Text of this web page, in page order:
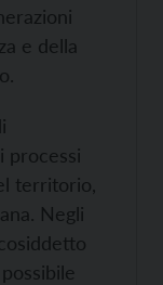
e della
processi
territorio,
Negli